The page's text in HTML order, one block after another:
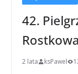
42.
2 lata ksPawel